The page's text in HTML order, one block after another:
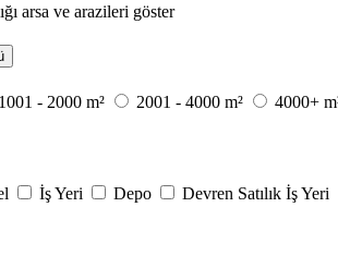
arsa ve arazileri göster
1001 - 2000 m² 2001 - 4000 m² 4000+
İş Yeri Depo Devren Satılık İş Yeri